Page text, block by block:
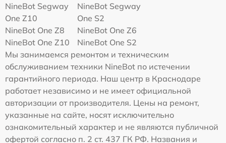
NineBot Segway
One Z10
NineBot Segway
One S2
NineBot One Z8
NineBot One Z6
NineBot One Z10
NineBot One S2
Мы занимаемся ремонтом и техническим
обслуживанием техники NineBot по истечении
гарантийного периода. Наш центр в Краснодаре
работает независимо и не имеет официальной
авторизации от производителя. Цены на ремонт,
указанные на сайте, носят исключительно
ознакомительный характер и не являются публичной
офертой согласно п. 2 ст. 437 ГК РФ. Названия и